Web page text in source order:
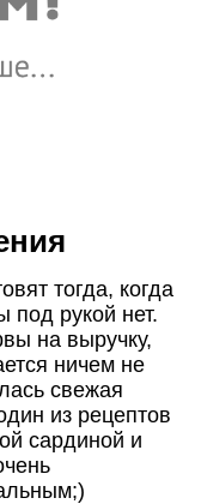
тогда, когда
под рукой нет.
на выручку,
ничем не
свежая
из рецептов
сардиной и